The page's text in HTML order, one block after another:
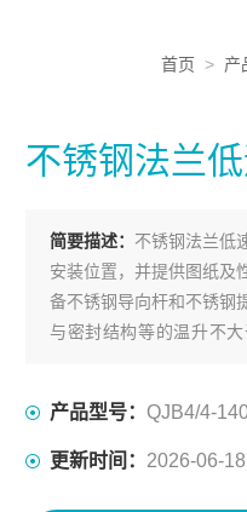
首页 > 产
不锈钢法兰
简要描述： 不锈钢法兰低
安装位置，并提供图纸及
备不锈钢导向杆和不锈钢
与密封结构等的温升不
产品型号： QJB4/4-
更新时间： 2026-06-18